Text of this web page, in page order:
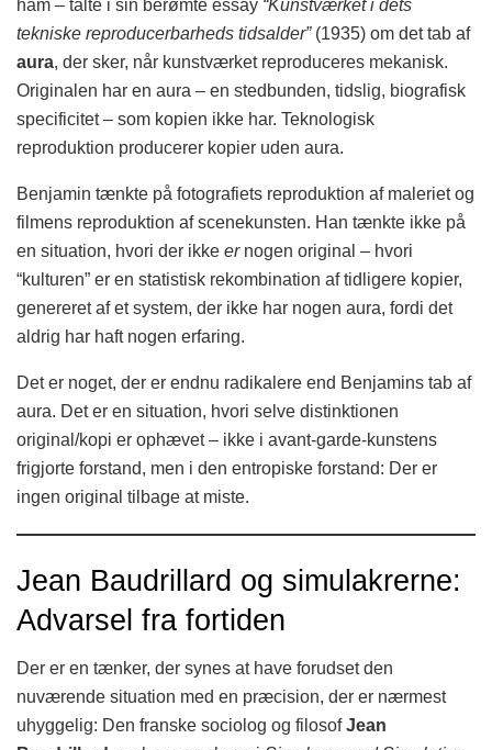
ham – talte i sin berømte essay “Kunstværket i dets
tekniske reproducerbarheds tidsalder”(1935) om det tab af
aura, der sker, når kunstværket reproduceres mekanisk.
Originalen har en aura – en stedbunden, tidslig, biografisk
specificitet – som kopien ikke har. Teknologisk
reproduktion producerer kopier uden aura.
Benjamin tænkte på fotografiets reproduktion af maleriet og
filmens reproduktion af scenekunsten. Han tænkte ikke på
en situation, hvori der ikke ernogen original – hvori
“kulturen” er en statistisk rekombination af tidligere kopier,
genereret af et system, der ikke har nogen aura, fordi det
aldrig har haft nogen erfaring.
Det er noget, der er endnu radikalere end Benjamins tab af
aura. Det er en situation, hvori selve distinktionen
original/kopi er ophævet – ikke i avant-garde-kunstens
frigjorte forstand, men i den entropiske forstand: Der er
ingen original tilbage at miste.
Jean Baudrillard og simulakrerne:
Advarsel fra fortiden
Der er en tænker, der synes at have forudset den
nuværende situation med en præcision, der er nærmest
uhyggelig: Den franske sociolog og filosofJean